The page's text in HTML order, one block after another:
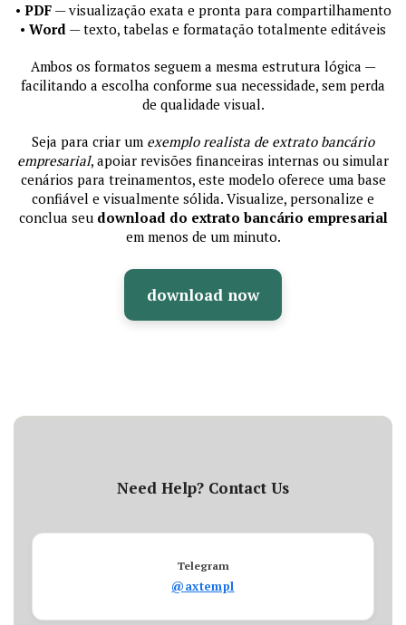
• PDF— visualização exata e pronta para compartilhamento
• Word — texto, tabelas e formatação totalmente editáveis
Ambos os formatos seguem a mesma estrutura lógica —
facilitando a escolha conforme sua necessidade, sem perda
de qualidade visual.
Seja para criar um exemplo realista de extrato bancário
empresarial, apoiar revisões financeiras internas ou simular
cenários para treinamentos, este modelo oferece uma base
confiável e visualmente sólida. Visualize, personalize e
conclua seu download do extrato bancário empresarial
em menos de um minuto.
download now
Need Help? Contact Us
Telegram
@axtempl